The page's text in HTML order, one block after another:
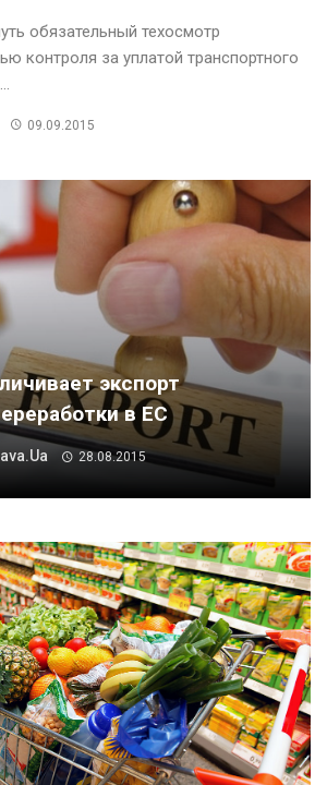
обязательный техосмотр
контроля за уплатой транспортного
09.09.2015
экспорт
в ЕС
28.08.2015